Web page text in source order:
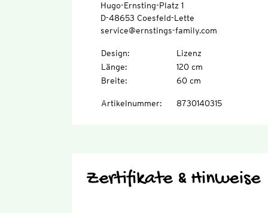
Hugo-Ernsting-Platz 1
D-48653 Coesfeld-Lette
service@ernstings-family.com
Design:
Lizenz
Länge:
120 cm
Breite: 60 cm
Artikelnummer: 8730140315
Zertifikate & Hinweise